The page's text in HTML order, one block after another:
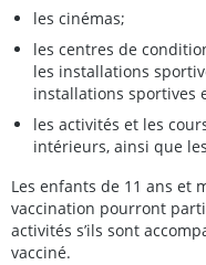
les cinémas;
les centres de
les installations
installations sportives
les activités et les
intérieurs, ainsi que
Les enfants de 11 ans et
vaccination pourront
activités s’ils sont
vacciné.